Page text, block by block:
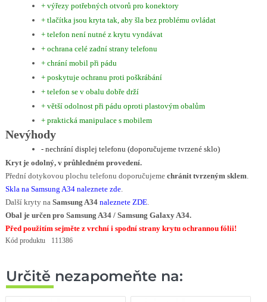
+ výřezy potřebných otvorů pro konektory
+ tlačítka jsou kryta tak, aby šla bez problému ovládat
+ telefon není nutné z krytu vyndávat
+ ochrana celé zadní strany telefonu
+ chrání mobil při pádu
+ poskytuje ochranu proti poškrábání
+ telefon se v obalu dobře drží
+ větší odolnost při pádu oproti plastovým obalům
+ praktická manipulace s mobilem
Nevýhody
- nechrání displej telefonu (doporučujeme tvrzené sklo)
Kryt je odolný, v průhledném provedení.
Přední dotykovou plochu telefonu doporučujeme chránit tvrzeným sklem
Skla na Samsung A34 naleznete zde.
Další kryty na Samsung A34 naleznete ZDE.
Obal je určen pro Samsung A34 / Samsung Galaxy A34.
Před použitím sejměte z vrchní i spodní strany krytu ochrannou fólii!
Kód produktu 111386
Určitě nezapomeňte na: